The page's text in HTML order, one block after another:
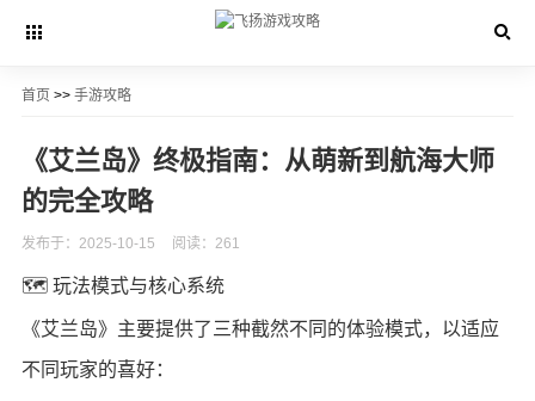
首页 >> 手游攻略
《艾兰岛》终极指南：从萌新到航海大师
的完全攻略
发布于：2025-10-15 阅读：261
🗺️ 玩法模式与核心系统
《艾兰岛》主要提供了三种截然不同的体验模式，以适应
不同玩家的喜好：